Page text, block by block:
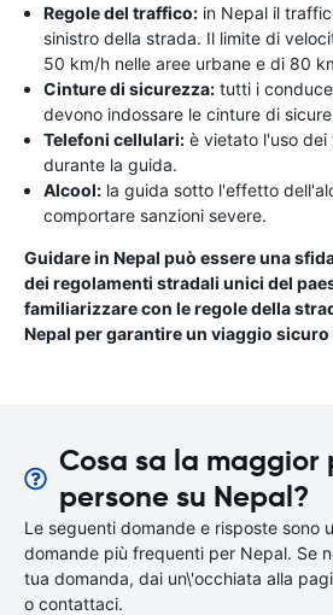
Regole del traffico: in Nepal il
sinistro della strada. Il limite di
50 km/h nelle aree urbane e di 80
Cinture di sicurezza: tutti i
devono indossare le cinture di
Telefoni cellulari: è vietato l'uso dei
durante la guida.
Alcool: la guida sotto l'effetto
comportare sanzioni severe.
Guidare in Nepal può essere una
dei regolamenti stradali unici del
familiarizzare con le regole della
Nepal per garantire un viaggio sicuro
Cosa sa la maggior
persone su Nepal?
Le seguenti domande e risposte sono
domande più frequenti per Nepal. Se
tua domanda, dai un\'occhiata alla
o contattaci.